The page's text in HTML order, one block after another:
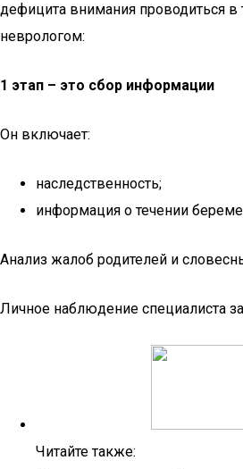
дефицита внимания проводиться в
неврологом:
1 этап – это сбор информации
Он включает:
наследственность;
информация о течении
Анализ жалоб родителей и
Личное наблюдение специалиста
Читайте также: